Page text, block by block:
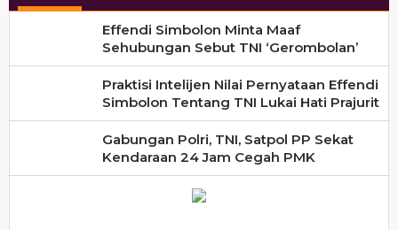
Effendi Simbolon Minta Maaf
Sehubungan Sebut TNI ‘Gerombolan’
Praktisi Intelijen Nilai Pernyataan Effendi
Simbolon Tentang TNI Lukai Hati Prajurit
Gabungan Polri, TNI, Satpol PP Sekat
Kendaraan 24 Jam Cegah PMK